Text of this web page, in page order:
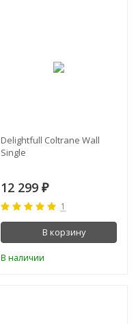
Delightfull Coltrane Wall
Single
12 299 ₽
1
В корзину
В наличии